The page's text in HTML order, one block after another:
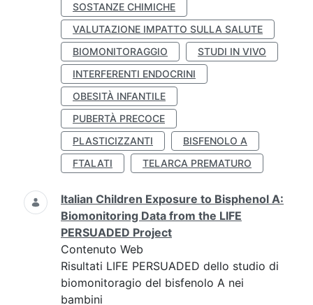
SOSTANZE CHIMICHE
VALUTAZIONE IMPATTO SULLA SALUTE
BIOMONITORAGGIO
STUDI IN VIVO
INTERFERENTI ENDOCRINI
OBESITÀ INFANTILE
PUBERTÀ PRECOCE
PLASTICIZZANTI
BISFENOLO A
FTALATI
TELARCA PREMATURO
Italian Children Exposure to Bisphenol A:
Biomonitoring Data from the LIFE
PERSUADED Project
Contenuto Web
Risultati LIFE PERSUADED dello studio di
biomonitoragio del bisfenolo A nei
bambini